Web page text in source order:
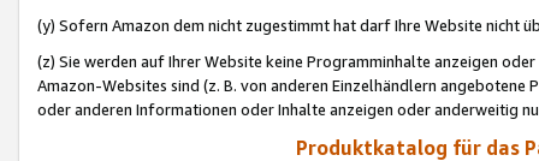
(y) Sofern Amazon dem nicht zugestimmt hat darf Ihre Website nicht
(z) Sie werden auf Ihrer Website keine Programminhalte anzeigen
Amazon-Websites sind (z. B. von anderen Einzelhändlern
oder anderen Informationen oder Inhalte anzeigen oder anderweitig
Produktkatalog für das